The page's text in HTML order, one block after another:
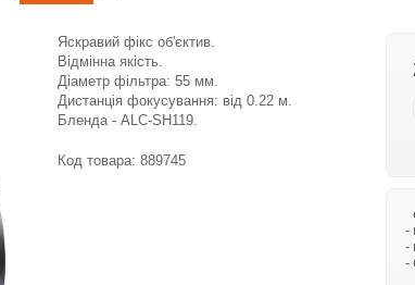
Яскравий фікс об'єктив.
Відмінна якість.
Діаметр фільтра: 55 мм.
Дистанція фокусування: від 0.22 м.
Бленда - ALC-SH119.
Код товара: 889745